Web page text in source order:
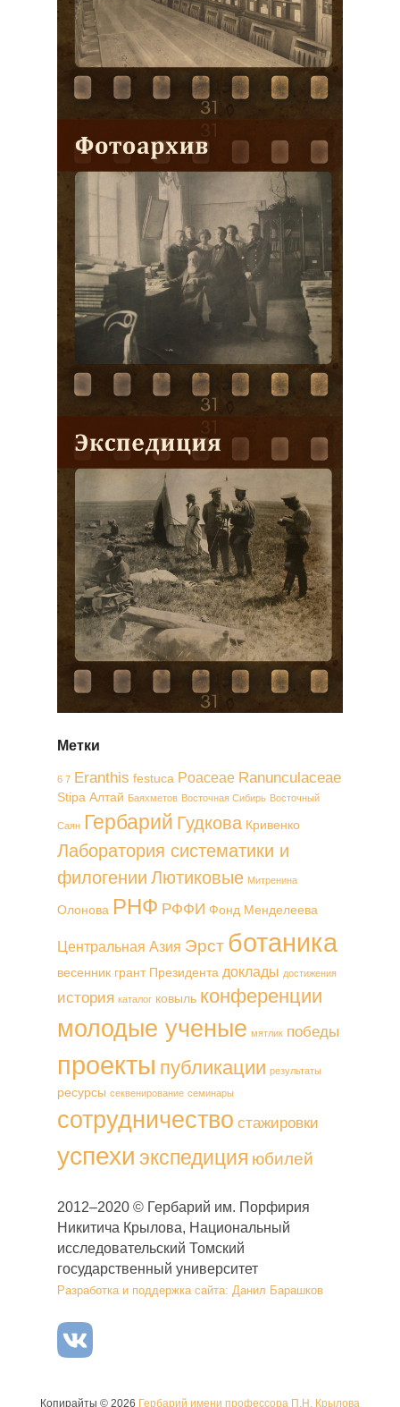
Метки
6 7 Eranthis festuca Poaceae Ranunculaceae
Stipa Алтай Баяхметов Восточная Сибирь Восточный
Саян Гербарий Гудкова Кривенко
Лаборатория систематики и
филогении Лютиковые Митренина
Олонова РНФ РФФИ Фонд Менделеева
Центральная Азия Эрст ботаника
весенник грант Президента доклады достижения
история каталог ковыль конференции
молодые ученые мятлик победы
проекты публикации результаты
ресурсы секвенирование семинары
сотрудничество стажировки
успехи экспедиция юбилей
2012–2020 © Гербарий им. Порфирия
Никитича Крылова, Национальный
исследовательский Томский
государственный университет
Разработка и поддержка сайта: Данил Барашков
Копирайты © 2026 Гербарий имени профессора П.Н. Крылова